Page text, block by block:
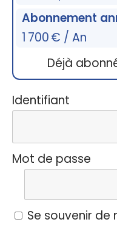
Abonnement
1 700 € / An
Déjà
Identifiant
Mot de passe
Se souvenir de